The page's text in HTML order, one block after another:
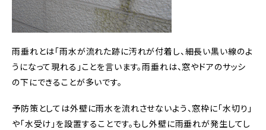
雨垂れとは「雨水が流れた跡に汚れが付着し、細長い黒い線のよ
うになって現れる」ことを言います。雨垂れは、窓やドアのサッシ
の下にできることが多いです。
予防策としては外壁に雨水を流れさせないよう、窓枠に「水切り」
や「水受け」を設置することです。もし外壁に雨垂れが発生してし